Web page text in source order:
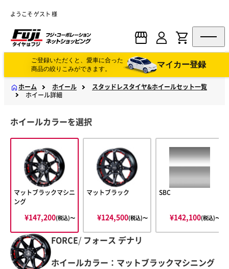
ようこそ ゲスト 様
ご登録いただくと、愛車に合った
商品の絞りこみができます。
マイカー登録
ホーム ホイール
スタッドレスタイヤ&ホイールセット一覧
ホイール詳細
ホイールカラーを選択
マットブラックマシニ
ング
¥147,200(税込)〜
マットブラック
¥124,500(税込)〜
SBC
¥142,100(税込)〜
FORCE/ フォース デナリ
ホイールカラー：マットブラックマシニング